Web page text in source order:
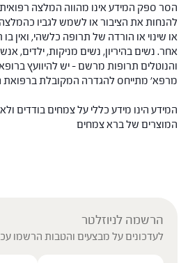
הסר ספק המידע אינו מהווה המלצה רפואית
להנחות את הציבור או לשמש לגביו
או שינוי או הורדה של תרופה כלשהי, ואין בו
אחר. נשים בהיריון, נשים מניקות, ילדים,
והנוטלים תרופות מרשם – יש להיוועץ
מרפא' מתייחס להגדרה המקובלת
המידע הינו מידע כללי על צמחים בודדים
המוצרים של ברא צמחים
הרשמה לניוזלטר
לעדכונים על מבצעים והטבות הרשמו